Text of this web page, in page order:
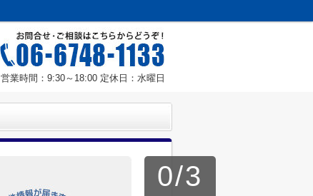
営業時間：9:30～18:00 定休日：水曜日
0/3